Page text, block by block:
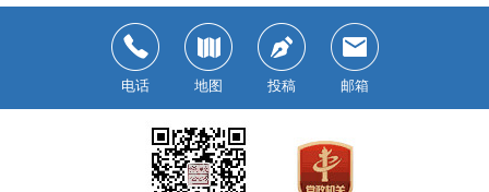
电话 地图 投稿 邮箱